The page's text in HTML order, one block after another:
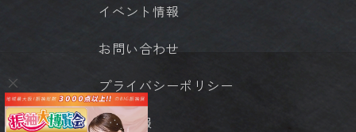
イベント情報
お問い合わせ
プライバシーポリシー
店舗情報